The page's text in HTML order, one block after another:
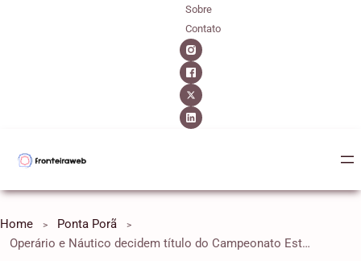
Sobre
Contato
Home
Ponta Porã
Operário e Náutico decidem título do Campeonato Estadual Sub-13 neste domingo